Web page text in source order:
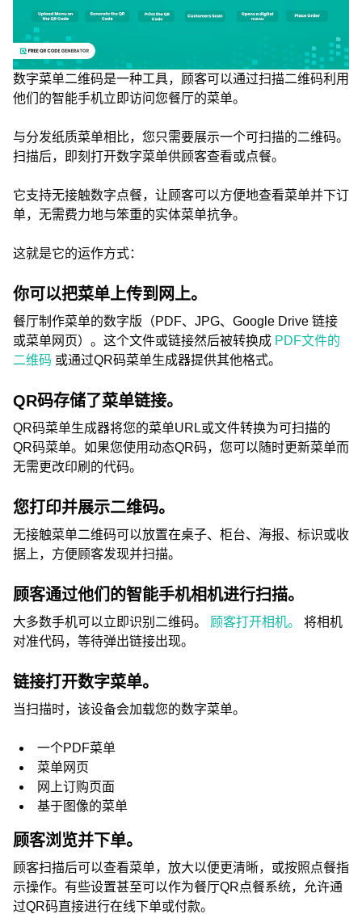
数字菜单二维码是一种工具，顾客可以通过扫描二维码利用
他们的智能手机立即访问您餐厅的菜单。
与分发纸质菜单相比，您只需要展示一个可扫描的二维码。
扫描后，即刻打开数字菜单供顾客查看或点餐。
它支持无接触数字点餐，让顾客可以方便地查看菜单并下订
单，无需费力地与笨重的实体菜单抗争。
这就是它的运作方式：
你可以把菜单上传到网上。
餐厅制作菜单的数字版（PDF、JPG、Google Drive 链接
或菜单网页）。这个文件或链接然后被转换成 PDF文件的
二维码 或通过QR码菜单生成器提供其他格式。
QR码存储了菜单链接。
QR码菜单生成器将您的菜单URL或文件转换为可扫描的
QR码菜单。如果您使用动态QR码，您可以随时更新菜单而
无需更改印刷的代码。
您打印并展示二维码。
无接触菜单二维码可以放置在桌子、柜台、海报、标识或收
据上，方便顾客发现并扫描。
顾客通过他们的智能手机相机进行扫描。
大多数手机可以立即识别二维码。 顾客打开相机。
将相机
对准代码，等待弹出链接出现。
链接打开数字菜单。
当扫描时，该设备会加载您的数字菜单。
一个PDF菜单
菜单网页
网上订购页面
基于图像的菜单
顾客浏览并下单。
顾客扫描后可以查看菜单，放大以便更清晰，或按照点餐指
示操作。有些设置甚至可以作为餐厅QR点餐系统，允许通
过QR码直接进行在线下单或付款。